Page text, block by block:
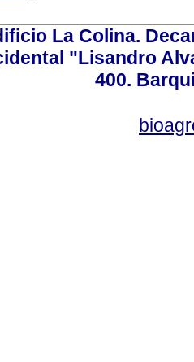
La Colina.
"Lisandro
400.